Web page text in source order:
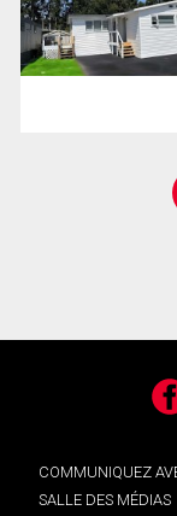
COMMUNIQUEZ
SALLE DES MÉDIAS